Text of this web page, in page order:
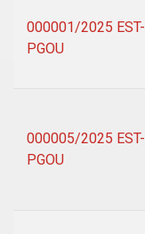
000001/2025 EST-
PGOU
000005/2025 EST-
PGOU